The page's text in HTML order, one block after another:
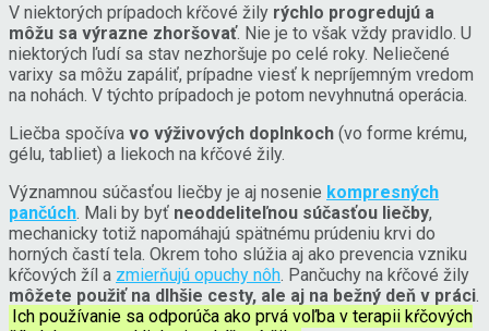
V niektorých prípadoch kŕčové žily rýchlo progredujú a
môžu sa výrazne zhoršovať. Nie je to však vždy pravidlo. U
niektorých ľudí sa stav nezhoršuje po celé roky. Neliečené
varixy sa môžu zapáliť, prípadne viesť k nepríjemným vredom
na nohách. V týchto prípadoch je potom nevyhnutná operácia.
Liečba spočíva vo výživových doplnkoch (vo forme krému,
gélu, tabliet) a liekoch na kŕčové žily.
Významnou súčasťou liečby je aj nosenie kompresných
pančúch. Mali by byť neoddeliteľnou súčasťou liečby,
mechanicky totiž napomáhajú spätnému prúdeniu krvi do
horných častí tela. Okrem toho slúžia aj ako prevencia vzniku
kŕčových žíl a zmierňujú opuchy nôh. Pančuchy na kŕčové žily
môžete použiť na dlhšie cesty, ale aj na bežný deň v práci.
Ich používanie sa odporúča ako prvá voľba v terapii kŕčových